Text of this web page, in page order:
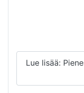
Lue lisää: